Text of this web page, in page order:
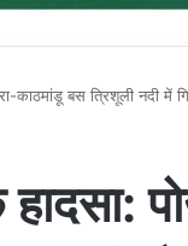
काठमांडू बस त्रिशूली नदी में